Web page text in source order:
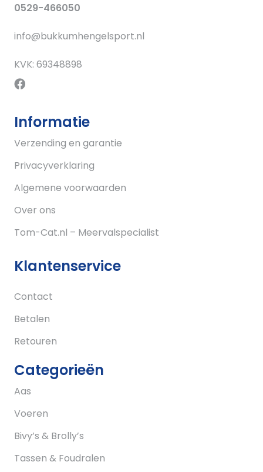
0529-466050
info@bukkumhengelsport.nl
KVK: 69348898
Informatie
Verzending en garantie
Privacyverklaring
Algemene voorwaarden
Over ons
Tom-Cat.nl – Meervalspecialist
Klantenservice
Contact
Betalen
Retouren
Categorieën
Aas
Voeren
Bivy’s & Brolly’s
Tassen & Foudralen